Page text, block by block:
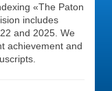
«The Paton
includes
and 2025. We
achievement and